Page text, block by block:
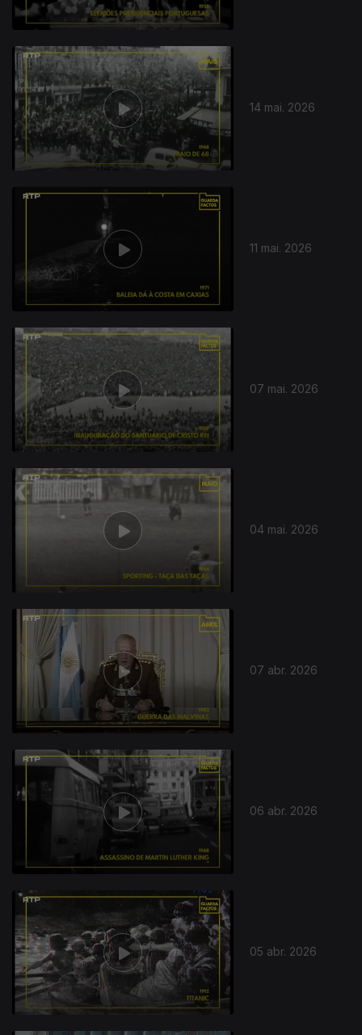
14 mai. 2026
11 mai. 2026
928039
07 mai. 2026
04 mai. 2026
07 abr. 2026
06 abr. 2026
05 abr. 2026